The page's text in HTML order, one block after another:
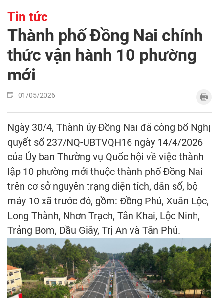
Tin tức
Thành phố Đồng Nai chính
thức vận hành 10 phường
mới
01/05/2026
Ngày 30/4, Thành ủy Đồng Nai đã công bố Nghị
quyết số 237/NQ-UBTVQH16 ngày 14/4/2026
của Ủy ban Thường vụ Quốc hội về việc thành
lập 10 phường mới thuộc thành phố Đồng Nai
trên cơ sở nguyên trạng diện tích, dân số, bộ
máy 10 xã trước đó, gồm: Đồng Phú, Xuân Lộc,
Long Thành, Nhơn Trạch, Tân Khai, Lộc Ninh,
Trảng Bom, Dầu Giây, Trị An và Tân Phú.